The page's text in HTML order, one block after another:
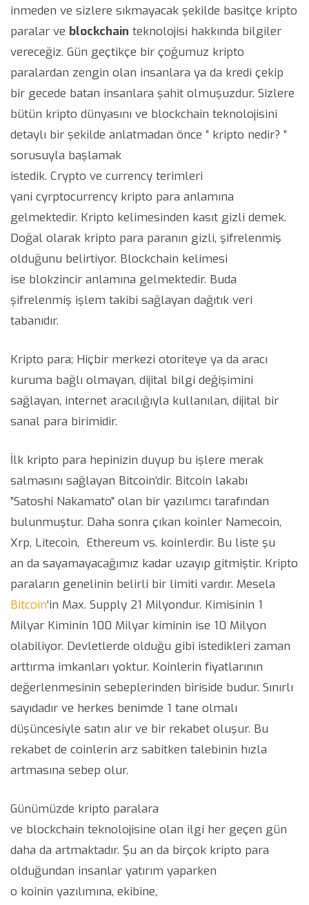
inmeden ve sizlere sıkmayacak şekilde basitçe kripto
paralar ve blockchain teknolojisi hakkında bilgiler
vereceğiz. Gün geçtikçe bir çoğumuz kripto
paralardan zengin olan insanlara ya da kredi çekip
bir gecede batan insanlara şahit olmuşuzdur. Sizlere
bütün kripto dünyasını ve blockchain teknolojisini
detaylı bir şekilde anlatmadan önce ” kripto nedir? ”
sorusuyla başlamak
istedik. Crypto ve currency terimleri
yani cyrptocurrency kripto para anlamına
gelmektedir. Kripto kelimesinden kasıt gizli demek.
Doğal olarak kripto para paranın gizli, şifrelenmiş
olduğunu belirtiyor. Blockchain kelimesi
ise blokzincir anlamına gelmektedir. Buda
şifrelenmiş işlem takibi sağlayan dağıtık veri
tabanıdır.
Kripto para; Hiçbir merkezi otoriteye ya da aracı
kuruma bağlı olmayan, dijital bilgi değişimini
sağlayan, internet aracılığıyla kullanılan, dijital bir
sanal para birimidir.
İlk kripto para hepinizin duyup bu işlere merak
salmasını sağlayan Bitcoin’dir. Bitcoin lakabı
”Satoshi Nakamato” olan bir yazılımcı tarafından
bulunmuştur. Daha sonra çıkan koinler Namecoin,
Xrp, Litecoin, Ethereum vs. koinlerdir. Bu liste şu
an da sayamayacağımız kadar uzayıp gitmiştir. Kripto
paraların genelinin belirli bir limiti vardır. Mesela
Bitcoin‘in Max. Supply 21 Milyondur. Kimisinin 1
Milyar Kiminin 100 Milyar kiminin ise 10 Milyon
olabiliyor. Devletlerde olduğu gibi istedikleri zaman
arttırma imkanları yoktur. Koinlerin fiyatlarının
değerlenmesinin sebeplerinden biriside budur. Sınırlı
sayıdadır ve herkes benimde 1 tane olmalı
düşüncesiyle satın alır ve bir rekabet oluşur. Bu
rekabet de coinlerin arz sabitken talebinin hızla
artmasına sebep olur.
Günümüzde kripto paralara
ve blockchain teknolojisine olan ilgi her geçen gün
daha da artmaktadır. Şu an da birçok kripto para
olduğundan insanlar yatırım yaparken
o koinin yazılımına, ekibine,